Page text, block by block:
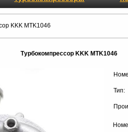
KKK MTK1046
Турбокомпрессор KKK MTK1046
Тип: